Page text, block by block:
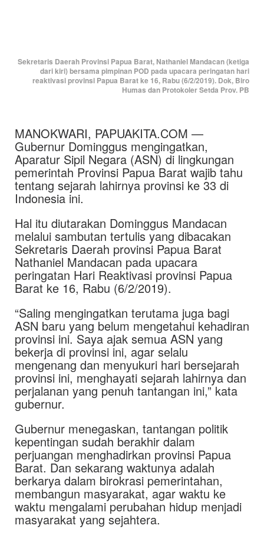
Sekretaris Daerah Provinsi Papua Barat, Nathaniel Mandacan (ketiga
dari kiri) bersama pimpinan POD pada upacara peringatan hari
reaktivasi provinsi Papua Barat ke 16, Rabu (6/2/2019). Dok, Biro
Humas dan Protokoler Setda Prov. PB
MANOKWARI, PAPUAKITA.COM —
Gubernur Dominggus mengingatkan,
Aparatur Sipil Negara (ASN) di lingkungan
pemerintah Provinsi Papua Barat wajib tahu
tentang sejarah lahirnya provinsi ke 33 di
Indonesia ini.
Hal itu diutarakan Dominggus Mandacan
melalui sambutan tertulis yang dibacakan
Sekretaris Daerah provinsi Papua Barat
Nathaniel Mandacan pada upacara
peringatan Hari Reaktivasi provinsi Papua
Barat ke 16, Rabu (6/2/2019).
“Saling mengingatkan terutama juga bagi
ASN baru yang belum mengetahui kehadiran
provinsi ini. Saya ajak semua ASN yang
bekerja di provinsi ini, agar selalu
mengenang dan menyukuri hari bersejarah
provinsi ini, menghayati sejarah lahirnya dan
perjalanan yang penuh tantangan ini,” kata
gubernur.
Gubernur menegaskan, tantangan politik
kepentingan sudah berakhir dalam
perjuangan menghadirkan provinsi Papua
Barat. Dan sekarang waktunya adalah
berkarya dalam birokrasi pemerintahan,
membangun masyarakat, agar waktu ke
waktu mengalami perubahan hidup menjadi
masyarakat yang sejahtera.